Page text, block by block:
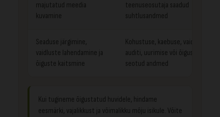
majutatud meedia
kuvamine
teenuseosutaja saadud
suhtlusandmed
Seaduse järgimine,
vaidluste lahendamine ja
õiguste kaitsmine
Kohustuse, kaebuse, vaidluse,
auditi, uurimise või õigusnõudega
seotud andmed
Kui tugineme õigustatud huvidele, hindame
eesmärki, vajalikkust ja võimalikku mõju isikule. Võite